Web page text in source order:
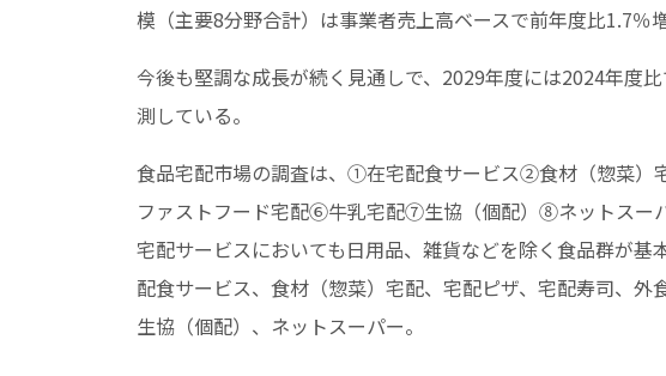
模（主要8分野合計）は事業者売上高ベースで前年度比1.7％
今後も堅調な成長が続く見通しで、2029年度には2024年度
測している。
食品宅配市場の調査は、①在宅配食サービス②食材（惣菜
ファストフード宅配⑥牛乳宅配⑦生協（個配）⑧ネットスー
宅配サービスにおいても日用品、雑貨などを除く食品群が
配食サービス、食材（惣菜）宅配、宅配ピザ、宅配寿司、外
生協（個配）、ネットスーパー。